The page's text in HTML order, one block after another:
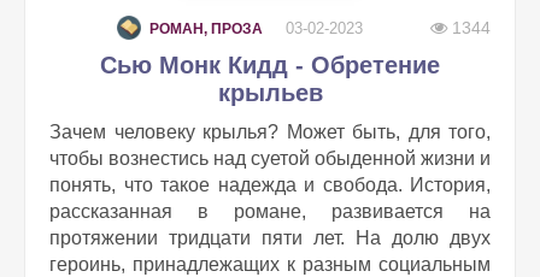
РОМАН, ПРОЗА 03-02-2023 1344
Сью Монк Кидд - Обретение
крыльев
Зачем человеку крылья? Может быть, для того,
чтобы вознестись над суетой обыденной жизни и
понять, что такое надежда и свобода. История,
рассказанная в романе, развивается на
протяжении тридцати пяти лет. На долю двух
героинь, принадлежащих к разным социальным